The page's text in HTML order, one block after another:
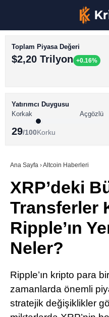
BİTCOİN HABERLERİ
ALTCOİN HABERLERİ
SÖZLÜK
Toplam Piyasa Değeri
$2,20 Trilyon +0.16%
Yatırımcı Duygusu
Korkak
Açgözlü
29/100Korku
Ana Sayfa ›Altcoin Haberleri
XRP’deki
Transferler
Ripple’ın
Neler?
Ripple’ın kripto para
zamanlarda önemli
stratejik değişiklikler